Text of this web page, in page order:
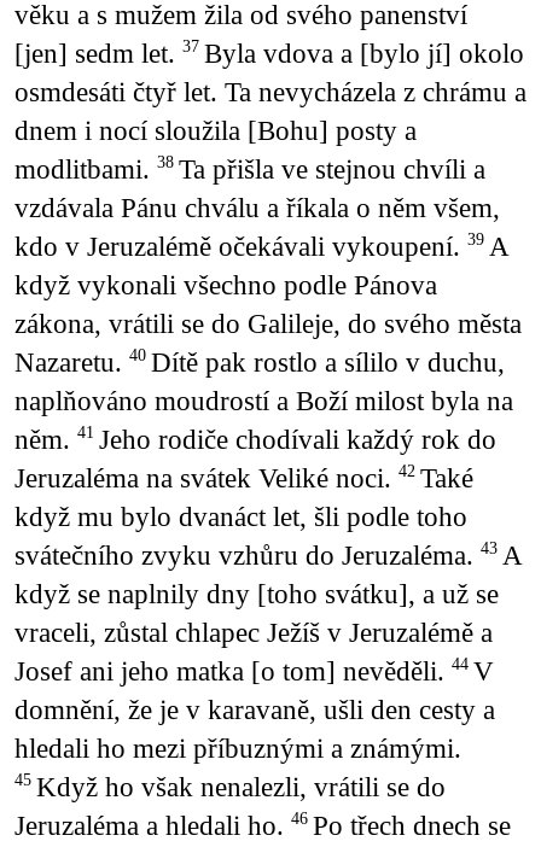
věku a s mužem žila od svého panenství
[jen] sedm let. 37 Byla vdova a [bylo jí] okolo
osmdesáti čtyř let. Ta nevycházela z chrámu a
dnem i nocí sloužila [Bohu] posty a
modlitbami. 38 Ta přišla ve stejnou chvíli a
vzdávala Pánu chválu a říkala o něm všem,
kdo v Jeruzalémě očekávali vykoupení. 39 A
když vykonali všechno podle Pánova
zákona, vrátili se do Galileje, do svého města
Nazaretu. 40 Dítě pak rostlo a sílilo v duchu,
naplňováno moudrostí a Boží milost byla na
něm. 41 Jeho rodiče chodívali každý rok do
Jeruzaléma na svátek Veliké noci. 42 Také
když mu bylo dvanáct let, šli podle toho
svátečního zvyku vzhůru do Jeruzaléma. 43 A
když se naplnily dny [toho svátku], a už se
vraceli, zůstal chlapec Ježíš v Jeruzalémě a
Josef ani jeho matka [o tom] nevěděli. 44 V
domnění, že je v karavaně, ušli den cesty a
hledali ho mezi příbuznými a známými.
45 Když ho však nenalezli, vrátili se do
Jeruzaléma a hledali ho. 46 Po třech dnech se